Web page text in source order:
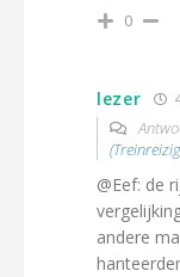
0
lezer
@Eef: de
andere